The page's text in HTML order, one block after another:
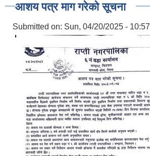
आशय पत्र माग गरेको सूचना
Submitted on: Sun, 04/20/2025 - 10:57